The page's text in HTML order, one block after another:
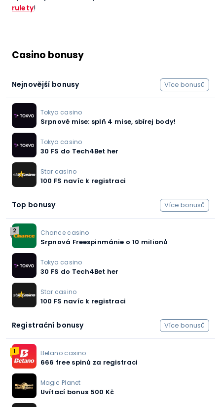
rulety!
Casino bonusy
Nejnovější bonusy Více bonusů
Tokyo casino
Srpnové mise: splň 4 mise, sbírej body!
Tokyo casino
30 FS do Tech4Bet her
Star casino
100 FS navíc k registraci
Top bonusy Více bonusů
2 Chance casino
Srpnová Freespinmánie o 10 milionů
Tokyo casino
30 FS do Tech4Bet her
Star casino
100 FS navíc k registraci
Registrační bonusy Více bonusů
1 Betano casino
666 free spinů za registraci
Magic Planet
Uvítací bonus 500 Kč